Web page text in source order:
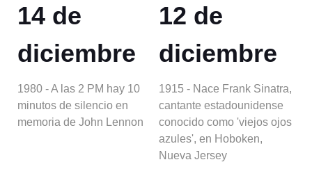
14 de
diciembre
1980 - A las 2 PM hay 10
minutos de silencio en
memoria de John Lennon
12 de
diciembre
1915 - Nace Frank Sinatra,
cantante estadounidense
conocido como 'viejos ojos
azules', en Hoboken,
Nueva Jersey